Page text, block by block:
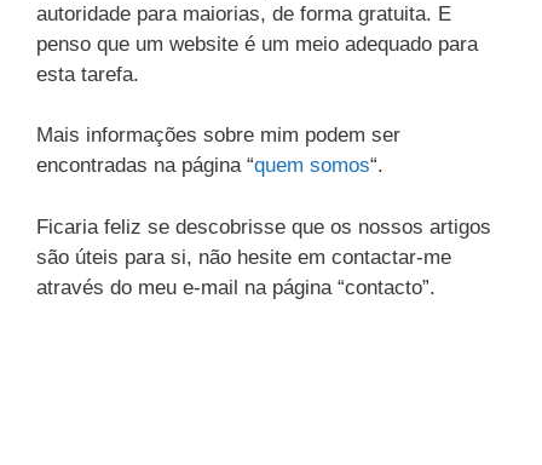
autoridade para maiorias, de forma gratuita. E
penso que um website é um meio adequado para
esta tarefa.
Mais informações sobre mim podem ser
encontradas na página “quem somos“.
Ficaria feliz se descobrisse que os nossos artigos
são úteis para si, não hesite em contactar-me
através do meu e-mail na página “contacto”.